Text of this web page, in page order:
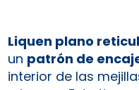
Liquen plano
un patrón de
interior de las